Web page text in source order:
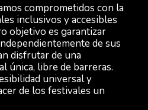
comprometidos con la
inclusivos y accesibles
objetivo es garantizar
de sus
disfrutar de una
única, libre de barreras.
universal y
de los festivales un